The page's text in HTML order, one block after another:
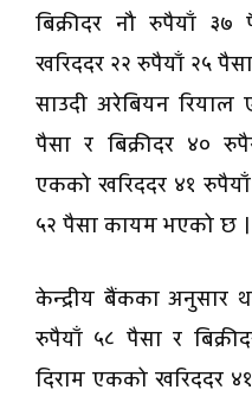
बिक्रीदर नौ रुपैयाँ
खरिददर २२ रुपैयाँ २५
साउदी अरेबियन
पैसा र बिक्रीदर ४०
एकको खरिददर ४१ रुपैयाँ
५२ पैसा कायम भएको छ ।
केन्द्रीय बैंकका अनुसार
रुपैयाँ ५८ पैसा र
दिराम एकको खरिददर